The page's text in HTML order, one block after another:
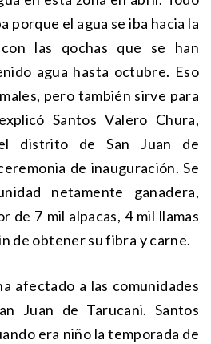
porque el agua se iba hacia la
las qochas que se han
agua hasta octubre. Eso
pero también sirve para
Santos Valero Chura,
distrito de San Juan de
de inauguración. Se
netamente ganadera,
de 7 mil alpacas, 4 mil llamas
de obtener su fibra y carne.
afectado a las comunidades
Juan de Tarucani. Santos
era niño la temporada de